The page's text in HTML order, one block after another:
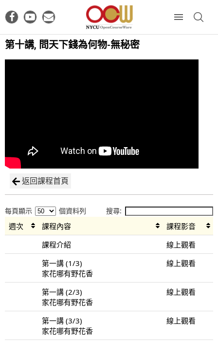
第十講, 問天下錢為何物-無秘密
返回課程首頁
每頁顯示 個資料列 搜尋:
週次 課程內容
課程影音
課程介紹
線上觀看
第一講 (1/3)
家花哪有野花香
線上觀看
第一講 (2/3)
家花哪有野花香
線上觀看
第一講 (3/3)
家花哪有野花香
線上觀看